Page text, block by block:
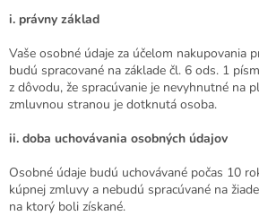
i. právny základ
Vaše osobné údaje za účelom nakupovania
budú spracované na základe čl. 6 ods. 1
z dôvodu, že spracúvanie je nevyhnutné na
zmluvnou stranou je dotknutá osoba.
ii. doba uchovávania osobných údajov
Osobné údaje budú uchovávané počas 10
kúpnej zmluvy a nebudú spracúvané na
na ktorý boli získané.